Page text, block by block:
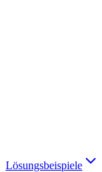
Lösungsbeispiele